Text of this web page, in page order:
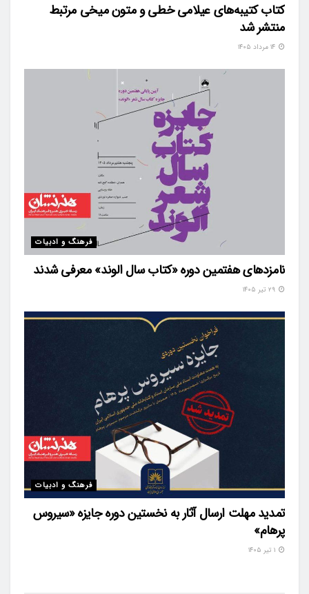
کتاب کتیبه‌های عیلامی خطی و متون میخی مرتبط
منتشر شد
فرهنگ و ادبیات
نامزدهای هفتمین دوره «کتاب سال الوند» معرفی شدند
فرهنگ و ادبیات
تمدید مهلت ارسال آثار به نخستین دوره جایزه «سیروس
پرهام»